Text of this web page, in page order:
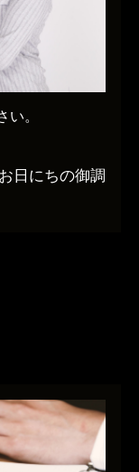
い。
日にちの御調